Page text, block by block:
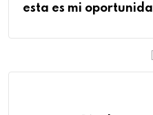
esta es mi